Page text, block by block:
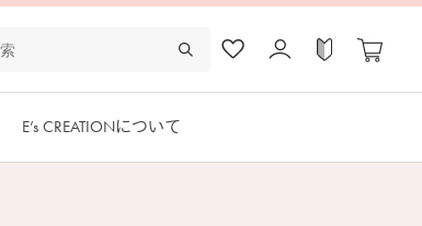
E’s CREATIONについて